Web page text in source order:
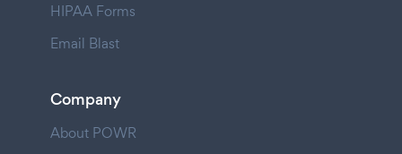
HIPAA Forms
Email Blast
Company
About POWR